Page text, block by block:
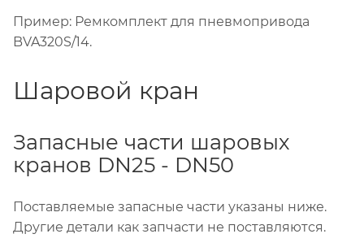
Пример: Ремкомплект для пневмопривода
BVA320S/14.
Шаровой кран
Запасные части шаровых
кранов DN25 - DN50
Поставляемые запасные части указаны ниже.
Другие детали как запчасти не поставляются.